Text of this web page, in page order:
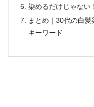
染めるだけじゃない
まとめ｜30代の白
キーワード